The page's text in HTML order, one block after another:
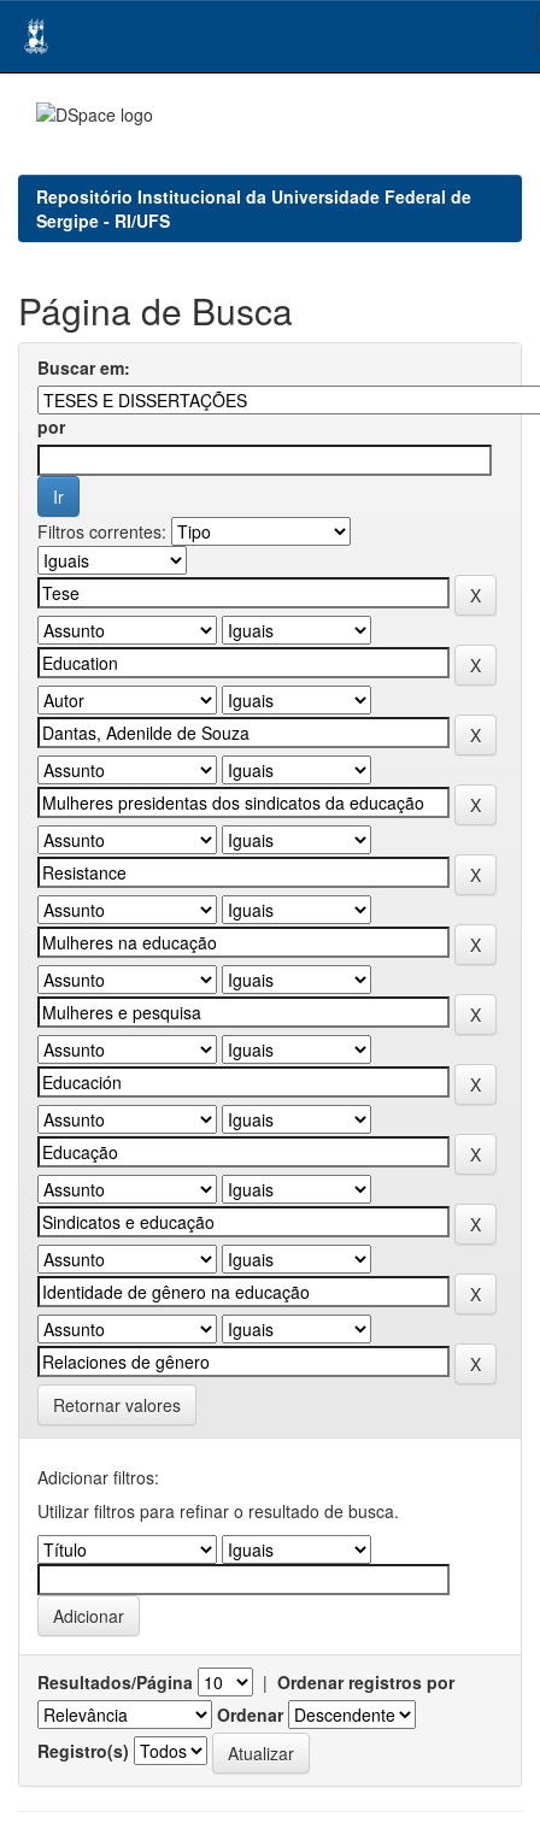
navigation
Repositório Institucional da Universidade Federal de
Sergipe - RI/UFS
Página de Busca
Buscar em:
por
Filtros correntes:
Retornar valores
Adicionar filtros:
Utilizar filtros para refinar o resultado de busca.
Resultados/Página | Ordenar registros por
Ordenar
Registro(s)